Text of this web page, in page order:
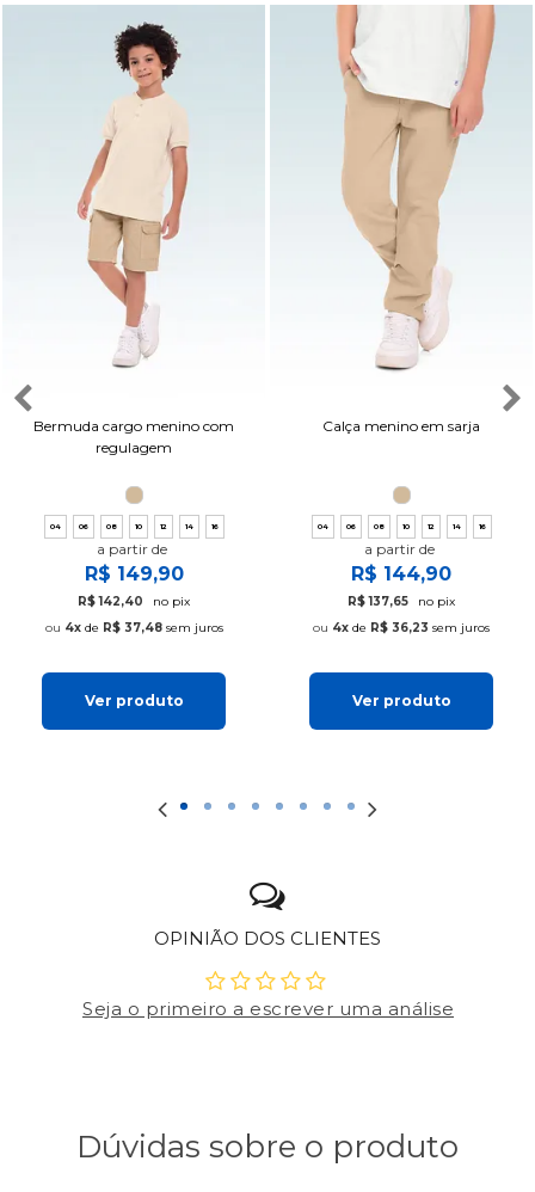
Bermuda cargo menino com
regulagem
04 06 08 10 12 14 16
a partir de
R$ 149,90
R$ 142,40
no pix
4xde R$ 37,48sem juros
Ver produto
Calça menino em sarja
04 06 08 10 12 14 16
a partir de
R$ 144,90
R$ 137,65
no pix
4x de R$ 36,23 sem juros
Ver produto
OPINIÃO DOS CLIENTES
Seja o primeiro a escrever uma análise
Dúvidas sobre o produto